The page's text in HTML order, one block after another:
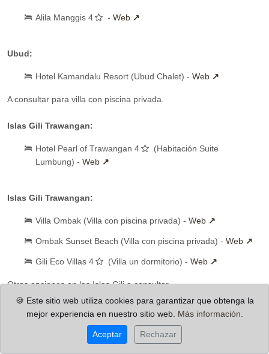
Alila Manggis 4 - Web
Ubud:
Hotel Kamandalu Resort (Ubud Chalet) - Web
A consultar para villa con piscina privada.
Islas Gili Trawangan:
Hotel Pearl of Trawangan 4
(Habitación Suite
Lumbung) - Web
Islas Gili Trawangan:
Villa Ombak (Villa con piscina privada) - Web
Ombak Sunset Beach (Villa con piscina privada) - Web
Gili Eco Villas 4 (Villa un dormitorio) - Web
Otras opciones en las Islas Gili a consultar.
Requisitos
🍪 Este sitio web utiliza cookies para garantizar que obtenga la
mejor experiencia en nuestro sitio web. Más información.
Aceptar Rechazar